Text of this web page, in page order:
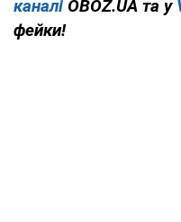
каналі OBOZ.UA та у
фейки!